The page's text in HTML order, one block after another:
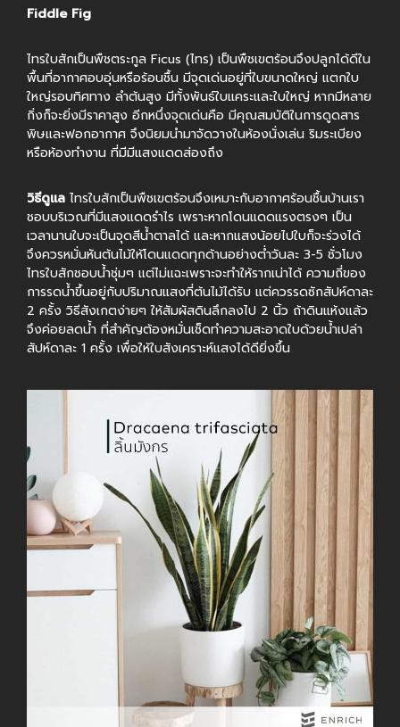
Fiddle Fig
ไทรใบสักเป็นพืชตระกูล Ficus (ไทร) เป็นพืชเขตร้อนจึงปลูกได้ดีใน
พื้นที่อากาศอบอุ่นหรือร้อนชื้น มีจุดเด่นอยู่ที่ใบขนาดใหญ่ แตกใบ
ใหญ่รอบทิศทาง ลำต้นสูง มีทั้งพันธ์ใบแคระและใบใหญ่ หากมีหลาย
กิ่งก็จะยิ่งมีราคาสูง อีกหนึ่งจุดเด่นคือ มีคุณสมบัติในการดูดสาร
พิษและฟอกอากาศ จึงนิยมนำมาจัดวางในห้องนั่งเล่น ริมระเบียง
หรือห้องทำงาน ที่มีมีแสงแดดส่องถึง
วิธีดูแล ไทรใบสักเป็นพืชเขตร้อนจึงเหมาะกับอากาศร้อนชื้นบ้านเรา
ชอบบริเวณที่มีแสงแดดรำไร เพราะหากโดนแดดแรงตรงๆ เป็น
เวลานานใบจะเป็นจุดสีน้ำตาลได้ และหากแสงน้อยไปใบก็จะร่วงได้
จึงควรหมั่นหันต้นไม้ให้โดนแดดทุกด้านอย่างต่ำวันละ 3-5 ชั่วโมง
ไทรใบสักชอบน้ำชุ่มๆ แต่ไม่แฉะเพราะจะทำให้รากเน่าได้ ความถี่ของ
การรดน้ำขึ้นอยู่กับปริมาณแสงที่ต้นไม้ได้รับ แต่ควรรดซักสัปห์ดาละ
2 ครั้ง วิธีสังเกตง่ายๆ ให้สัมผัสดินลึกลงไป 2 นิ้ว ถ้าดินแห้งแล้ว
จึงค่อยลดน้ำ ที่สำคัญต้องหมั่นเช็ดทำความสะอาดใบด้วยน้ำเปล่า
สัปห์ดาละ 1 ครั้ง เพื่อให้ใบสังเคราะห์แสงได้ดียิ่งขึ้น